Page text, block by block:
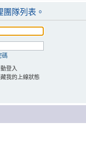
隊列表。
碼
登入
我的上線狀態